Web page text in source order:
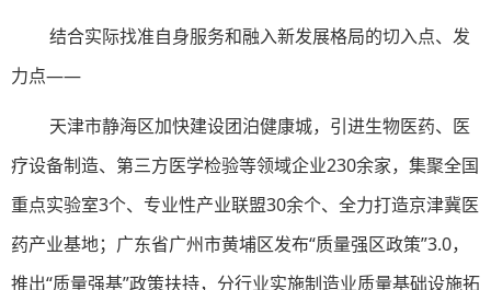
结合实际找准自身服务和融入新发展格局的切入点、发
力点——
天津市静海区加快建设团泊健康城，引进生物医药、医
疗设备制造、第三方医学检验等领域企业230余家，集聚全国
重点实验室3个、专业性产业联盟30余个、全力打造京津冀医
药产业基地；广东省广州市黄埔区发布“质量强区政策”3.0，
推出“质量强基”政策扶持，分行业实施制造业质量基础设施拓